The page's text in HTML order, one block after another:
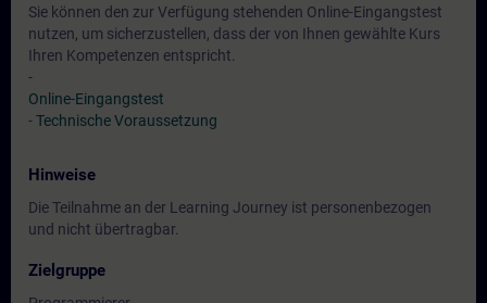
Sie können den zur Verfügung stehenden Online-Eingangstest
nutzen, um sicherzustellen, dass der von Ihnen gewählte Kurs
Ihren Kompetenzen entspricht.
-
Online-Eingangstest
-Technische Voraussetzung
Hinweise
Die Teilnahme an der Learning Journey ist personenbezogen
und nicht übertragbar.
Zielgruppe